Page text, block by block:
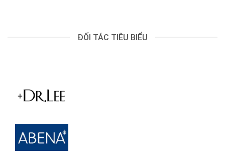
ĐỐI TÁC TIÊU BIỂU